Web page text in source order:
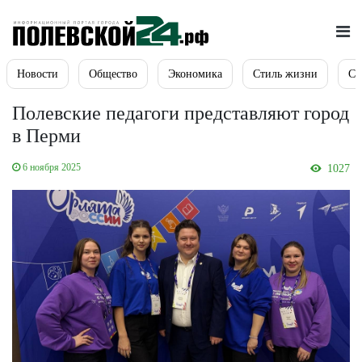
Новости Общество Экономика Стиль жизни
Полевские педагоги представляют город
в Перми
6 ноября 2025 1027